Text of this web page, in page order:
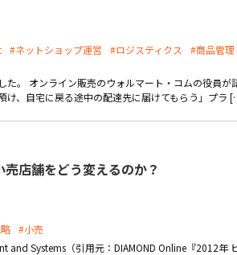
#ネットショップ運営 #ロジスティクス #商品管理
。 オンライン販売のウォルマート・コムの役員が
け、自宅に戻る途中の配達先に届けてもらう」プラ
店舗をどう変えるのか？
#小売
Systems（引用元：DIAMOND Online『2012年